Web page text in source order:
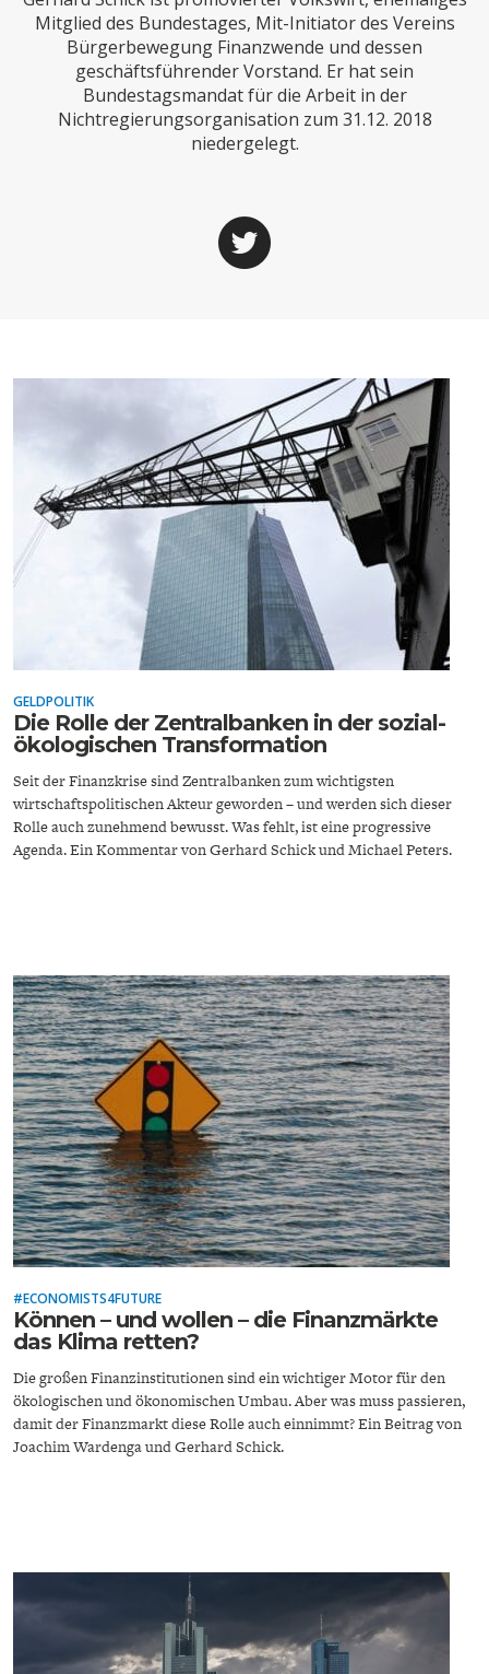
SUCHE
ABO/LOGIN
INDUSTRIEPOLITIK
CIRCULAR ECONOMY
UNGLEICHHEIT UND
FACHKRÄFTEMANGEL
ENERGIE & UMWELT
ENTWICKLUNGSPOLITIK
EUROPA
FINANZMÄRKTE
Mitglied des Bundestages, Mit-Initiator des Vereins
Bürgerbewegung Finanzwende und dessen
geschäftsführender Vorstand. Er hat sein
Bundestagsmandat für die Arbeit in der
Nichtregierungsorganisation zum 31.12. 2018
niedergelegt.
GELDPOLITIK
Die Rolle der Zentralbanken in der sozial-
ökologischen Transformation
Seit der Finanzkrise sind Zentralbanken zum wichtigsten
wirtschaftspolitischen Akteur geworden – und werden sich dieser
Rolle auch zunehmend bewusst. Was fehlt, ist eine progressive
Agenda. Ein Kommentar von Gerhard Schick und Michael Peters.
#ECONOMISTS4FUTURE
Können – und wollen – die Finanzmärkte
das Klima retten?
Die großen Finanzinstitutionen sind ein wichtiger Motor für den
ökologischen und ökonomischen Umbau. Aber was muss passieren,
damit der Finanzmarkt diese Rolle auch einnimmt? Ein Beitrag von
Joachim Wardenga und Gerhard Schick.